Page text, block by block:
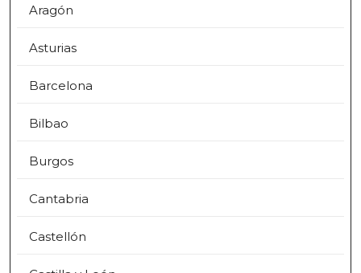
Aragón
Asturias
Barcelona
Bilbao
Burgos
Cantabria
Castellón